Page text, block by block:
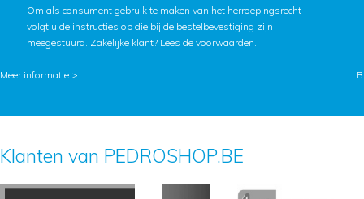
Om als consument gebruik te maken van het herroepingsrecht
volgt u de instructies op die bij de bestelbevestiging zijn
meegestuurd. Zakelijke klant? Lees de voorwaarden.
Meer informatie >
Klanten van PEDROSHOP.BE